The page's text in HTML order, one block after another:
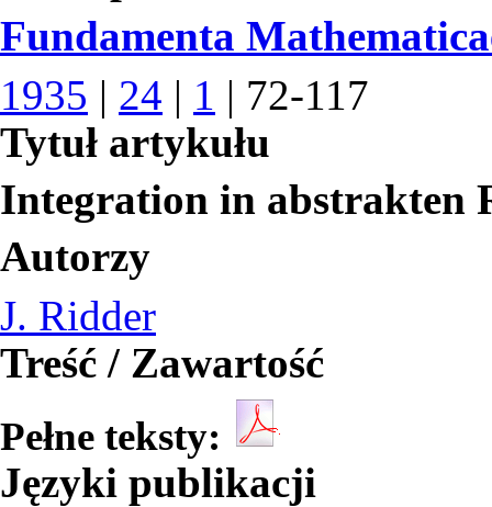
Fundamenta
1935 | 24 | 1 | 72-117
Tytuł artykułu
Integration in abstrakten
Autorzy
J. Ridder
Treść / Zawartość
Pełne teksty:
Języki publikacji